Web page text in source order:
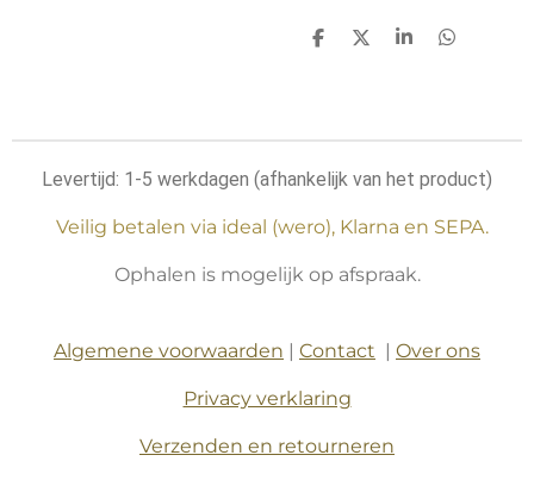
D
D
S
D
Levertijd: 1-5 werkdagen (afhankelijk van het product)
Veilig betalen via ideal (wero), Klarna en SEPA.
Ophalen is mogelijk op afspraak.
Algemene voorwaarden | Contact | Over ons
Privacy verklaring
Verzenden en retourneren